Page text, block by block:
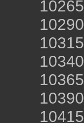
10265
10290
10315
10340
10365
10390
10415